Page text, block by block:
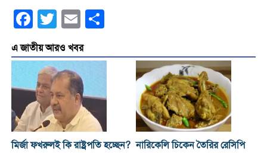
Facebook
Twitter Email
এ জাতীয় আরও খবর
মির্জা ফখরুলই কি রাষ্ট্রপতি হচ্ছেন? নারিকেলি চিকেন তৈরির রেসিপি